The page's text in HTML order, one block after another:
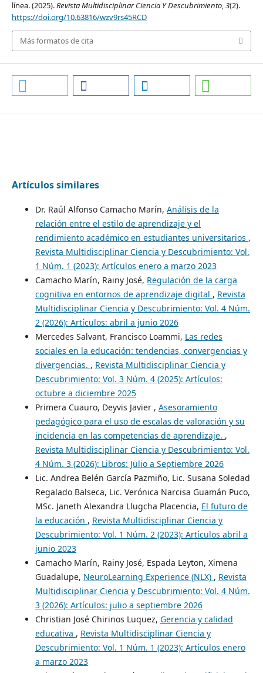
línea. (2025).Revista Multidisciplinar Ciencia Y Descubrimiento,3(2).
https://doi.org/10.63816/wzv9rs45RCD
Más formatos de cita
Artículos similares
Dr. Raúl Alfonso Camacho Marín, Análisis de la
relación entre el estilo de aprendizaje y el
rendimiento académico en estudiantes universitarios ,
Revista Multidisciplinar Ciencia y Descubrimiento: Vol.
1 Núm. 1 (2023): Artículos enero a marzo 2023
Camacho Marín, Rainy José, Regulación de la carga
cognitiva en entornos de aprendizaje digital , Revista
Multidisciplinar Ciencia y Descubrimiento: Vol. 4 Núm.
2 (2026): Artículos: abril a junio 2026
Mercedes Salvant, Francisco Loammi, Las redes
sociales en la educación: tendencias, convergencias y
divergencias. , Revista Multidisciplinar Ciencia y
Descubrimiento: Vol. 3 Núm. 4 (2025): Artículos:
octubre a diciembre 2025
Primera Cuauro, Deyvis Javier , Asesoramiento
pedagógico para el uso de escalas de valoración y su
incidencia en las competencias de aprendizaje. ,
Revista Multidisciplinar Ciencia y Descubrimiento: Vol.
4 Núm. 3 (2026): Libros: Julio a Septiembre 2026
Lic. Andrea Belén García Pazmiño, Lic. Susana Soledad
Regalado Balseca, Lic. Verónica Narcisa Guamán Puco,
MSc. Janeth Alexandra Llugcha Placencia, El futuro de
la educación , Revista Multidisciplinar Ciencia y
Descubrimiento: Vol. 1 Núm. 2 (2023): Artículos abril a
junio 2023
Camacho Marín, Rainy José, Espada Leyton, Ximena
Guadalupe, NeuroLearning Experience (NLX) , Revista
Multidisciplinar Ciencia y Descubrimiento: Vol. 4 Núm.
3 (2026): Artículos: julio a septiembre 2026
Christian José Chirinos Luquez, Gerencia y calidad
educativa , Revista Multidisciplinar Ciencia y
Descubrimiento: Vol. 1 Núm. 1 (2023): Artículos enero
a marzo 2023